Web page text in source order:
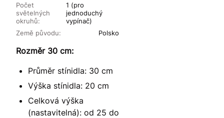
Země původu: Polsko
Počet
světelných
okruhů:
1 (pro
jednoduchý
vypínač)
Rozměr 30 cm:
Průměr stínidla: 30 cm
Výška stínidla: 20 cm
Celková výška
(nastavitelná): od 25 do